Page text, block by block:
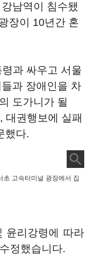
남역이 침수됐
장이 10년간 혼
과 싸우고 서울
과 장애인을 차
도가니가 될
대권행보에 실패
했다.
초 고속터미널 광장에서 집
윤리강령에 따라
정했습니다.